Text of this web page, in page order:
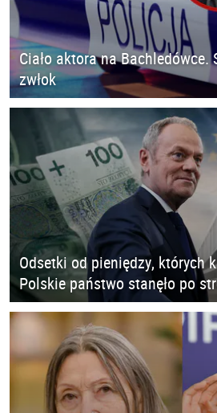
Ciało aktora na Bachledówce.
zwłok
Odsetki od pieniędzy, których
Polskie państwo stanęło po